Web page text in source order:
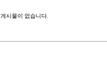
게시물이 없습니다.